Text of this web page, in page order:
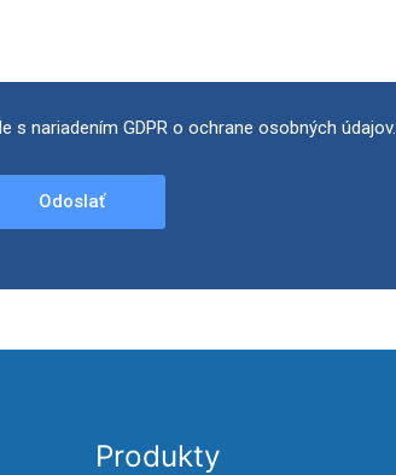
nariadením GDPR o ochrane osobných údajov.
Odoslať
Produkty